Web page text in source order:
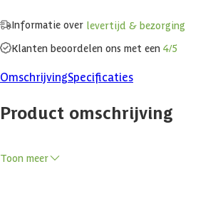
Informatie over levertijd & bezorging
Klanten beoordelen ons met een 4/5
OmschrijvingSpecificaties
Product omschrijving
Hot Orange Thermo-hygrometer: stijlvolle
Toon meer